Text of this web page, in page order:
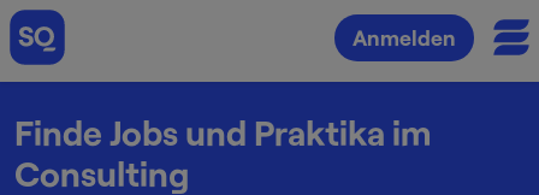
Anmelden
Finde Jobs und Praktika im
Consulting